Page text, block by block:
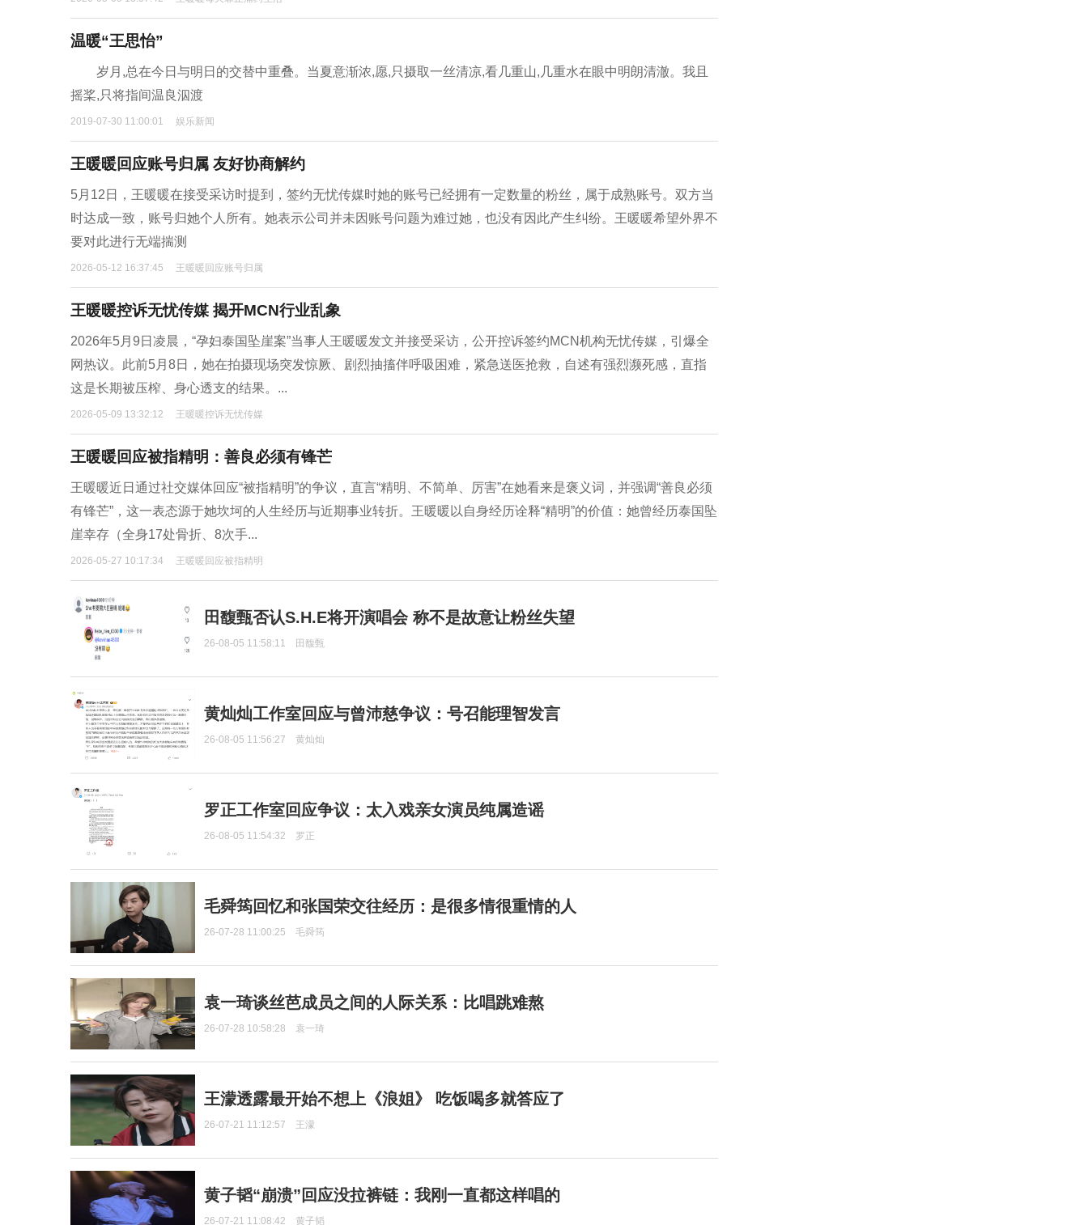
温暖“王思怡”
岁月,总在今日与明日的交替中重叠。当夏意渐浓,愿,只摄取一丝清凉,看几重山,几重水在眼中明朗清澈。我且
摇桨,只将指间温良泅渡
2019-07-30 11:00:01 娱乐新闻
王暖暖回应账号归属 友好协商解约
5月12日，王暖暖在接受采访时提到，签约无忧传媒时她的账号已经拥有一定数量的粉丝，属于成熟账号。双方当
时达成一致，账号归她个人所有。她表示公司并未因账号问题为难过她，也没有因此产生纠纷。王暖暖希望外界不
要对此进行无端揣测
2026-05-12 16:37:45 王暖暖回应账号归属
王暖暖控诉无忧传媒 揭开MCN行业乱象
2026年5月9日凌晨，“孕妇泰国坠崖案”当事人王暖暖发文并接受采访，公开控诉签约MCN机构无忧传媒，引爆全
网热议。此前5月8日，她在拍摄现场突发惊厥、剧烈抽搐伴呼吸困难，紧急送医抢救，自述有强烈濒死感，直指
这是长期被压榨、身心透支的结果。...
2026-05-09 13:32:12 王暖暖控诉无忧传媒
王暖暖回应被指精明：善良必须有锋芒
王暖暖近日通过社交媒体回应“被指精明”的争议，直言“精明、不简单、厉害”在她看来是褒义词，并强调“善良必须
有锋芒”，这一表态源于她坎坷的人生经历与近期事业转折。王暖暖以自身经历诠释“精明”的价值：她曾经历泰国坠
崖幸存（全身17处骨折、8次手...
2026-05-27 10:17:34 王暖暖回应被指精明
田馥甄否认S.H.E将开演唱会 称不是故意让粉丝失望
26-08-05 11:58:11 田馥甄
黄灿灿工作室回应与曾沛慈争议：号召能理智发言
26-08-05 11:56:27 黄灿灿
罗正工作室回应争议：太入戏亲女演员纯属造谣
26-08-05 11:54:32 罗正
毛舜筠回忆和张国荣交往经历：是很多情很重情的人
26-07-28 11:00:25 毛舜筠
袁一琦谈丝芭成员之间的人际关系：比唱跳难熬
26-07-28 10:58:28 袁一琦
王濛透露最开始不想上《浪姐》 吃饭喝多就答应了
26-07-21 11:12:57 王濛
黄子韬“崩溃”回应没拉裤链：我刚一直都这样唱的
26-07-21 11:08:42 黄子韬